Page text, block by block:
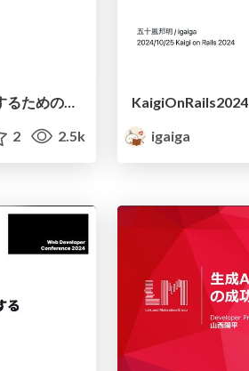
データ資産をシームレスに伝達するためのイベント駆動型アーキテクチャ
2 2.5k
KaigiOnRails2024
igaiga